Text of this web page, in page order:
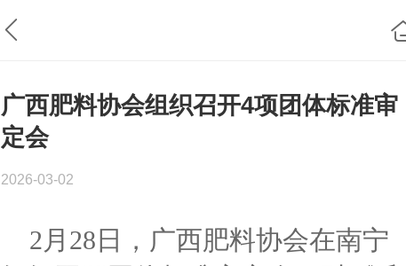
广西肥料协会组织召开4项团体标准审
定会
2026-03-02
2月28日，广西肥料协会在南宁